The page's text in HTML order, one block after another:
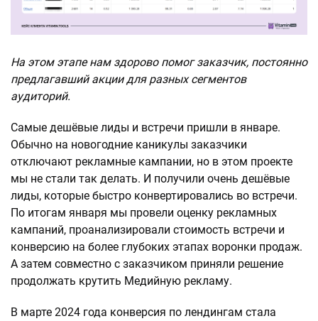
На этом этапе нам здорово помог заказчик, постоянно
предлагавший акции для разных сегментов
аудиторий.
Самые дешёвые лиды и встречи пришли в январе.
Обычно на новогодние каникулы заказчики
отключают рекламные кампании, но в этом проекте
мы не стали так делать. И получили очень дешёвые
лиды, которые быстро конвертировались во встречи.
По итогам января мы провели оценку рекламных
кампаний, проанализировали стоимость встречи и
конверсию на более глубоких этапах воронки продаж.
А затем совместно с заказчиком приняли решение
продолжать крутить Медийную рекламу.
В марте 2024 года конверсия по лендингам стала